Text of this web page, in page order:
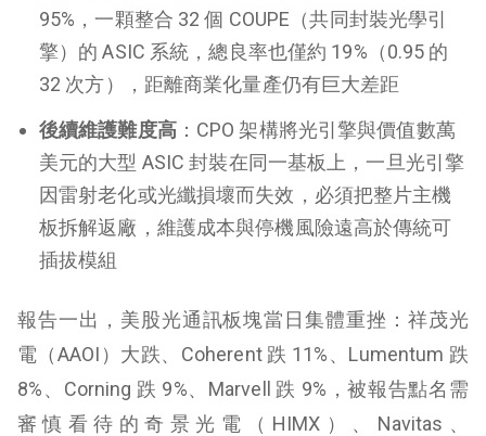
95%，一顆整合 32 個 COUPE（共同封裝光學引
擎）的 ASIC 系統，總良率也僅約 19%（0.95 的
32 次方），距離商業化量產仍有巨大差距
後續維護難度高：CPO 架構將光引擎與價值數萬
美元的大型 ASIC 封裝在同一基板上，一旦光引擎
因雷射老化或光纖損壞而失效，必須把整片主機
板拆解返廠，維護成本與停機風險遠高於傳統可
插拔模組
報告一出，美股光通訊板塊當日集體重挫：祥茂光
電（AAOI）大跌、Coherent 跌 11%、Lumentum 跌
8%、Corning 跌 9%、Marvell 跌 9%，被報告點名需
審慎看待的奇景光電（HIMX）、Navitas、